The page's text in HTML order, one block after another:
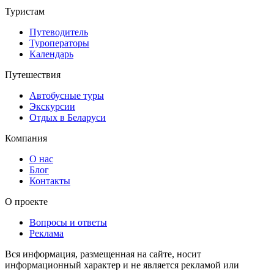
Туристам
Путеводитель
Туроператоры
Календарь
Путешествия
Автобусные туры
Экскурсии
Отдых в Беларуси
Компания
О нас
Блог
Контакты
О проекте
Вопросы и ответы
Реклама
Вся информация, размещенная на сайте, носит
информационный характер и не является рекламой или